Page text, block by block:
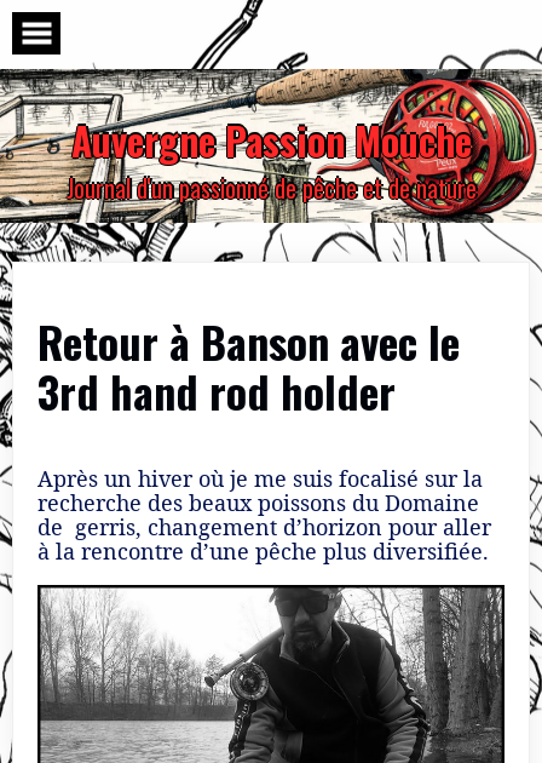
Skip
content
Auvergne Passion Mouche
Journal d'un passionné de pêche et de nature
Retour à Banson avec le
3rd hand rod holder
Après un hiver où je me suis focalisé sur la
recherche des beaux poissons du Domaine
de gerris, changement d’horizon pour aller
à la rencontre d’une pêche plus diversifiée.